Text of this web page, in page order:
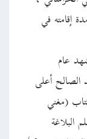
إقامته في
عام
الصالح أعلى
تلك السنتين درس : 1 / كتاب (مغني
علم البلاغة